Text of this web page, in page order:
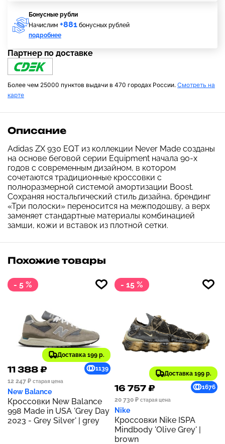
Бонусные рубли
Начислим +881 бонусных рублей
подробнее
Партнер по доставке
Более чем 25000 пунктов выдачи в 470 городах России. Смотреть на
карте
Описание
Adidas ZX 930 EQT из коллекции Never Made созданы
на основе беговой серии Equipment начала 90-х
годов с современным дизайном, в котором
сочетаются традиционные кроссовки с
полноразмерной системой амортизации Boost.
Сохраняя ностальгический стиль дизайна, брендинг
«Три полоски» переносится на межподошву, а верх
заменяет стандартные материалы комбинацией
замши, кожи и вставок из плотной сетки.
Похожие товары
- 5 %
Доставка 199 р.
11 388 ₽
1139
12 247 ₽ старая цена
New Balance
Кроссовки New Balance
998 Made in USA 'Grey Day
2023 - Grey Silver' | grey
- 15 %
Доставка 199 р.
16 757 ₽
1676
20 730 ₽ старая цена
Nike
Кроссовки Nike ISPA
Mindbody 'Olive Grey' |
brown